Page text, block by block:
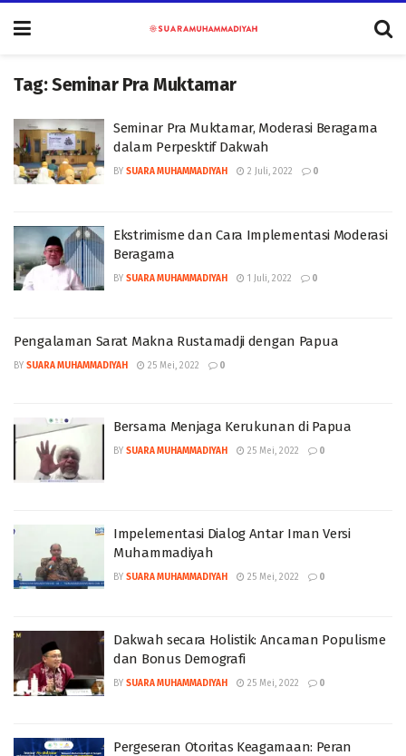
Tag:Seminar Pra Muktamar
Seminar Pra Muktamar, Moderasi Beragama
dalam Perpesktif Dakwah
BY SUARA MUHAMMADIYAH 2 Juli, 2022 0
Ekstrimisme dan Cara Implementasi Moderasi
Beragama
BY SUARA MUHAMMADIYAH 1 Juli, 2022 0
Pengalaman Sarat Makna Rustamadji dengan Papua
BY SUARA MUHAMMADIYAH 25 Mei, 2022 0
Bersama Menjaga Kerukunan di Papua
BY SUARA MUHAMMADIYAH 25 Mei, 2022 0
Impelementasi Dialog Antar Iman Versi
Muhammadiyah
BY SUARA MUHAMMADIYAH 25 Mei, 2022 0
Dakwah secara Holistik: Ancaman Populisme
dan Bonus Demografi
BY SUARA MUHAMMADIYAH 25 Mei, 2022 0
Pergeseran Otoritas Keagamaan: Peran